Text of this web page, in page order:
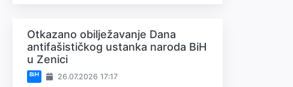
Otkazano obilježavanje Dana
antifašističkog ustanka naroda BiH
u Zenici
BiH 26.07.2026 17:17